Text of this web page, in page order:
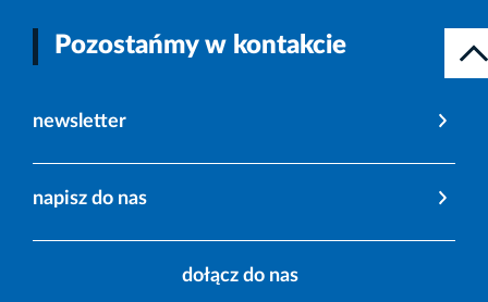
Pozostańmy w kontakcie
newsletter
napisz do nas
dołącz do nas